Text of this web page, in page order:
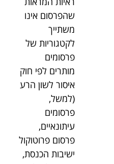
שהפרסום אינו
משתייך
לקטגוריות של
פרסומים
מותרים לפי חוק
איסור לשון הרע
(למשל,
פרסומים
עיתונאיים,
פרסום פרוטוקול
ישיבות הכנסת,